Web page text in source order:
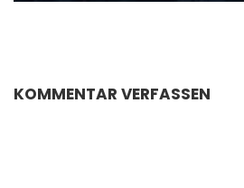
KOMMENTAR VERFASSEN